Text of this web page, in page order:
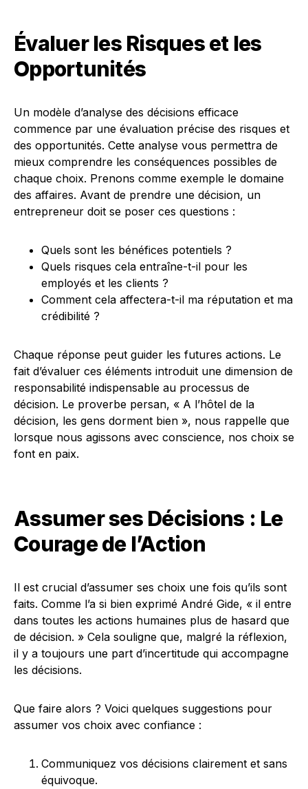
Évaluer les Risques et les
Opportunités
Un modèle d’analyse des décisions efficace
commence par une évaluation précise des risques et
des opportunités. Cette analyse vous permettra de
mieux comprendre les conséquences possibles de
chaque choix. Prenons comme exemple le domaine
des affaires. Avant de prendre une décision, un
entrepreneur doit se poser ces questions :
Quels sont les bénéfices potentiels ?
Quels risques cela entraîne-t-il pour les
employés et les clients ?
Comment cela affectera-t-il ma réputation et ma
crédibilité ?
Chaque réponse peut guider les futures actions. Le
fait d’évaluer ces éléments introduit une dimension de
responsabilité indispensable au processus de
décision. Le proverbe persan, « A l’hôtel de la
décision, les gens dorment bien », nous rappelle que
lorsque nous agissons avec conscience, nos choix se
font en paix.
Assumer ses Décisions : Le
Courage de l’Action
Il est crucial d’assumer ses choix une fois qu’ils sont
faits. Comme l’a si bien exprimé André Gide, « il entre
dans toutes les actions humaines plus de hasard que
de décision. » Cela souligne que, malgré la réflexion,
il y a toujours une part d’incertitude qui accompagne
les décisions.
Que faire alors ? Voici quelques suggestions pour
assumer vos choix avec confiance :
Communiquez vos décisions clairement et sans
équivoque.